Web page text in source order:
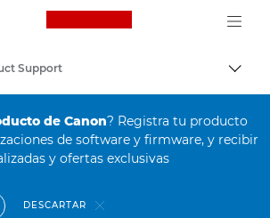
Canon Logo, back
Support
de Canon? Registra tu producto
de software y firmware, y recibir
y ofertas exclusivas
DESCARTAR